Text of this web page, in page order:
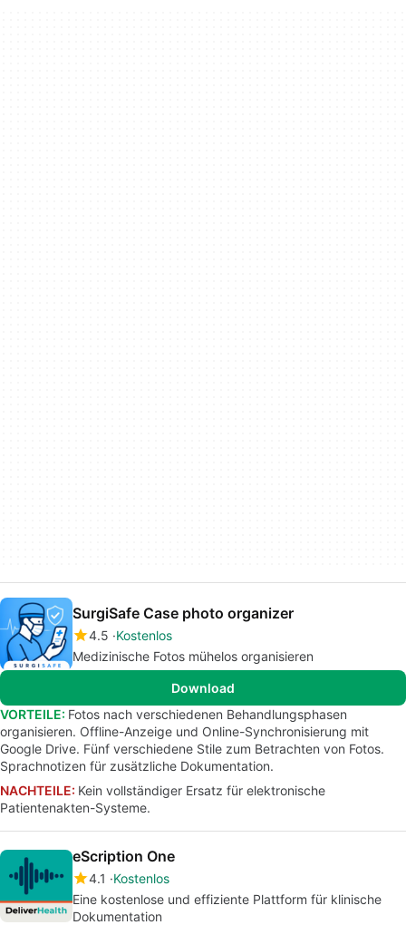
SurgiSafe Case photo organizer
4.5 Kostenlos
Medizinische Fotos mühelos organisieren
Download
VORTEILE: Fotos nach verschiedenen Behandlungsphasen
organisieren. Offline-Anzeige und Online-Synchronisierung mit
Google Drive. Fünf verschiedene Stile zum Betrachten von Fotos.
Sprachnotizen für zusätzliche Dokumentation.
NACHTEILE: Kein vollständiger Ersatz für elektronische
Patientenakten-Systeme.
eScription One
4.1
Kostenlos
Eine kostenlose und effiziente Plattform für klinische
Dokumentation